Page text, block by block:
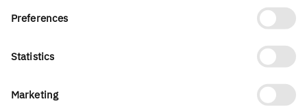
Preferences
Statistics
Marketing